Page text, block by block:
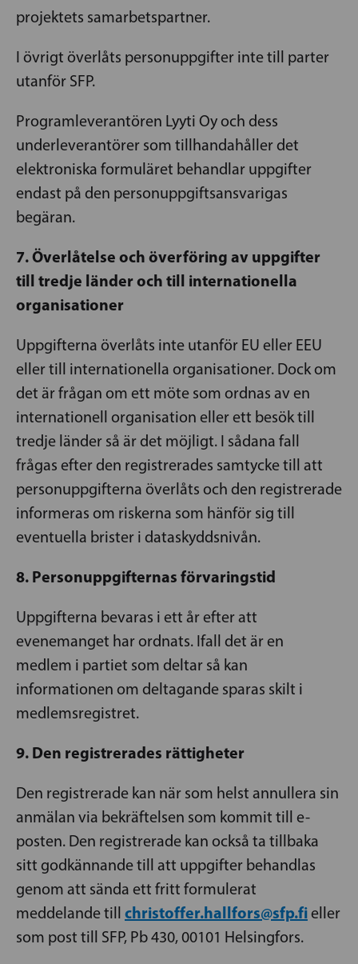
projektets samarbetspartner.
I övrigt överlåts personuppgifter inte till parter
utanför SFP.
Programleverantören Lyyti Oy och dess
underleverantörer som tillhandahåller det
elektroniska formuläret behandlar uppgifter
endast på den personuppgiftsansvarigas
begäran.
7. Överlåtelse och överföring av uppgifter
till tredje länder och till internationella
organisationer
Uppgifterna överlåts inte utanför EU eller EEU
eller till internationella organisationer. Dock om
det är frågan om ett möte som ordnas av en
internationell organisation eller ett besök till
tredje länder så är det möjligt. I sådana fall
frågas efter den registrerades samtycke till att
personuppgifterna överlåts och den registrerade
informeras om riskerna som hänför sig till
eventuella brister i dataskyddsnivån.
8. Personuppgifternas förvaringstid
Uppgifterna bevaras i ett år efter att
evenemanget har ordnats. Ifall det är en
medlem i partiet som deltar så kan
informationen om deltagande sparas skilt i
medlemsregistret.
9. Den registrerades rättigheter
Den registrerade kan när som helst annullera sin
anmälan via bekräftelsen som kommit till e-
posten. Den registrerade kan också ta tillbaka
sitt godkännande till att uppgifter behandlas
genom att sända ett fritt formulerat
meddelande till christoffer.hallfors@sfp.fieller
som post till SFP, Pb 430, 00101 Helsingfors.